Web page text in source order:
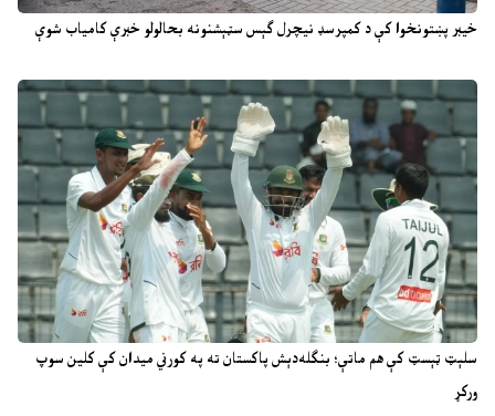
خیبر پښتونخوا کې د کمپرسډ نیچرل ګېس سټېشنونه بحالولو خبرې کامیاب شوې
سلېټ ټېسټ کې هم ماتې؛ بنګله‌دېش پاکستان ته په کورني میدان کې کلین سوپ
ورکړ